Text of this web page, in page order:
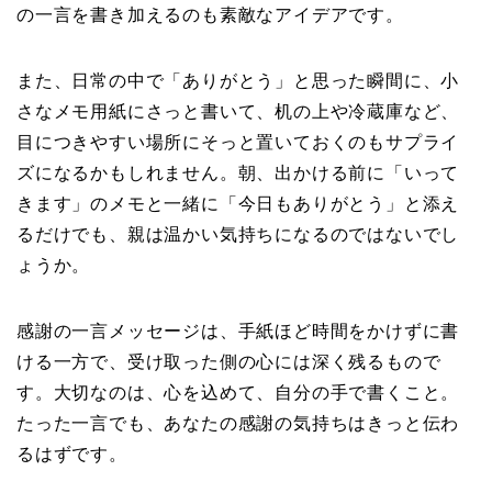
の一言を書き加えるのも素敵なアイデアです。
また、日常の中で「ありがとう」と思った瞬間に、小
さなメモ用紙にさっと書いて、机の上や冷蔵庫など、
目につきやすい場所にそっと置いておくのもサプライ
ズになるかもしれません。朝、出かける前に「いって
きます」のメモと一緒に「今日もありがとう」と添え
るだけでも、親は温かい気持ちになるのではないでし
ょうか。
感謝の一言メッセージは、手紙ほど時間をかけずに書
ける一方で、受け取った側の心には深く残るもので
す。大切なのは、心を込めて、自分の手で書くこと。
たった一言でも、あなたの感謝の気持ちはきっと伝わ
るはずです。